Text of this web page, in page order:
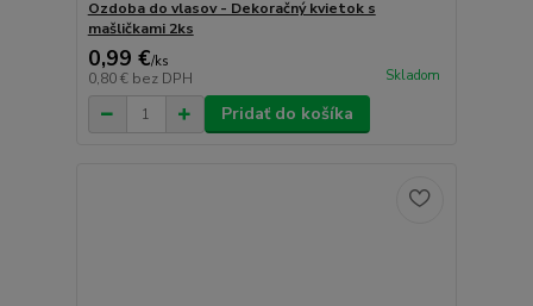
Ozdoba do vlasov - Dekoračný kvietok s
mašličkami 2ks
0,99 €/ks
0,80 € bez DPH Skladom
Pridať do košíka